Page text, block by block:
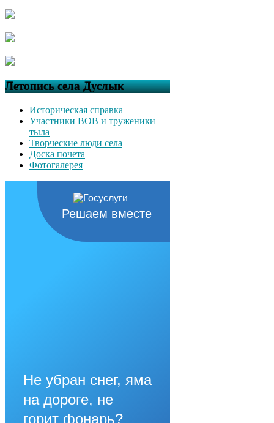
Летопись села Дуслык
Историческая справка
Участники ВОВ и труженики
тыла
Творческие люди села
Доска почета
Фотогалерея
Решаем вместе
Не убран снег, яма
на дороге, не
горит фонарь?